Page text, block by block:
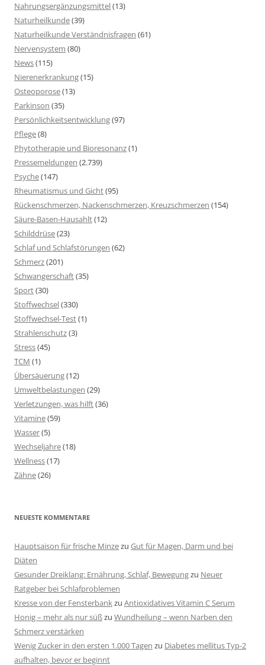
Nahrungsergänzungsmittel(13)
Naturheilkunde(39)
Naturheilkunde Verständnisfragen (61)
Nervensystem (80)
News(115)
Nierenerkrankung(15)
Osteoporose(13)
Parkinson (35)
Persönlichkeitsentwicklung(97)
Pflege(8)
Phytotherapie und Bioresonanz(1)
Pressemeldungen (2.739)
Psyche(147)
Rheumatismus und Gicht(95)
Rückenschmerzen, Nackenschmerzen, Kreuzschmerzen (154)
Säure-Basen-Hausahlt(12)
Schilddrüse(23)
Schlaf und Schlafstörungen (62)
Schmerz(201)
Schwangerschaft(35)
Sport(30)
Stoffwechsel(330)
Stoffwechsel-Test(1)
Strahlenschutz(3)
Stress(45)
TCM (1)
Übersäuerung(12)
Umweltbelastungen (29)
Verletzungen, was hilft(36)
Vitamine(59)
Wasser(5)
Wechseljahre(18)
Wellness(17)
Zähne(26)
NEUESTE KOMMENTARE
Hauptsaison für frische Minzezu Gut für Magen, Darm und bei
Diäten
Gesunder Dreiklang: Ernährung, Schlaf, Bewegungzu Neuer
Ratgeber bei Schlafproblemen
Kresse von der Fensterbankzu Antioxidatives Vitamin C Serum
Honig – mehr als nur süßzu Wundheilung – wenn Narben den
Schmerz verstärken
Wenig Zucker in den ersten 1.000 Tagen zu Diabetes mellitus Typ-2
aufhalten, bevor er beginnt